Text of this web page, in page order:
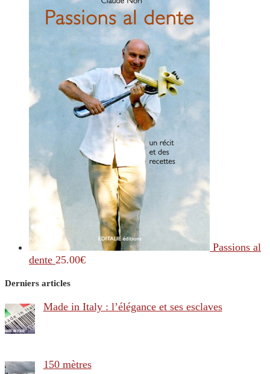
Passions al
dente 25.00€
Derniers articles
Made in Italy : l’élégance et ses esclaves
150 mètres